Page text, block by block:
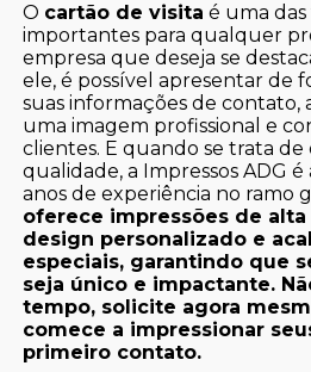
O cartão de visita é uma
importantes para qualquer
empresa que deseja se
ele, é possível apresentar de
suas informações de contato,
uma imagem profissional e
clientes. E quando se trata de
qualidade, a Impressos ADG
anos de experiência no ramo
oferece impressões de
design personalizado e
especiais, garantindo que
seja único e impactante.
tempo, solicite agora
comece a impressionar
primeiro contato.